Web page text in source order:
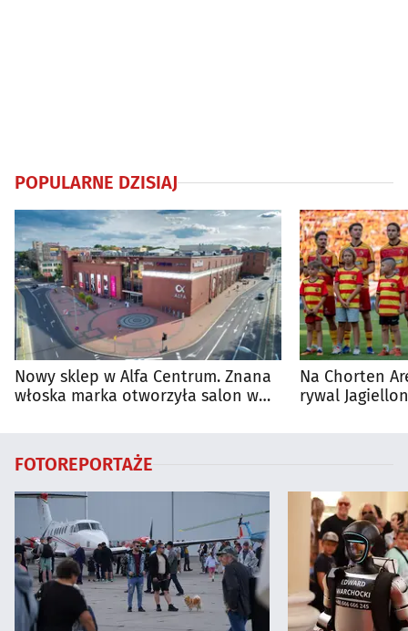
POPULARNE DZISIAJ
Nowy sklep w Alfa Centrum. Znana
włoska marka otworzyła salon w
Na Chorten
rywal
FOTOREPORTAŻE